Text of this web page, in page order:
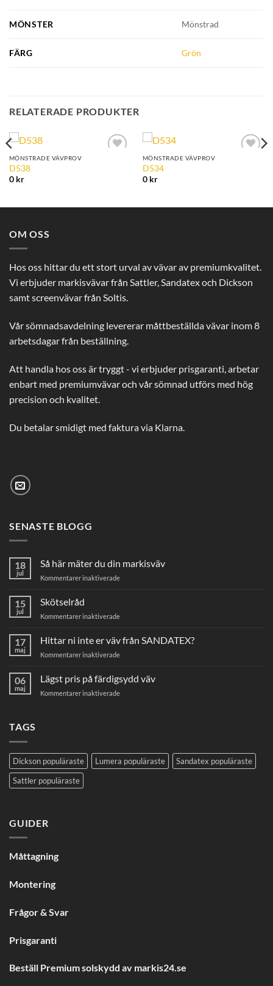
MÖNSTER Mönstrad
FÄRG Grön
RELATERADE PRODUKTER
MÖNSTRADE VÄVPROV
D538
0 kr
MÖNSTRADE VÄVPROV
D534
0 kr
OM OSS
Hos oss hittar du ett stort urval av vävar av premiumkvalitet.
Vi erbjuder markisvävar från Sattler, Sandatex och Dickson
samt screenvävar från Soltis.
Vår sömnadsavdelning levererar måttbeställda vävar inom 8
arbetsdagar från beställning.
Att handla hos oss är tryggt - vi erbjuder prisgaranti, arbetar
enbart med premiumvävar och vår sömnad utförs med hög
precision och kvalitet.
Du betalar smidigt med faktura via Klarna.
SENASTE BLOGG
18
jul
Så här mäter du din markisväv
Kommentarer inaktiveradeför
du
markisväv
15
jul
Skötselråd
Kommentarer inaktiveradeför
17
maj
Hittar ni inte er väv från SANDATEX?
Kommentarer inaktiveradeför
inte
er
06
maj
Lägst pris på färdigsydd väv
Kommentarer inaktiveradeför
TAGS
Dickson populäraste Lumera populäraste
Sandatex populäraste
Sattler populäraste
GUIDER
Måttagning
Montering
Frågor & Svar
Prisgaranti
Beställ Premium solskydd av markis24.se